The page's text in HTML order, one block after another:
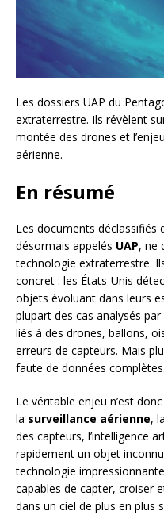
Les dossiers UAP du
extraterrestre. Ils révèlent
montée des drones et
aérienne.
En résumé
Les documents déclassifiés
désormais appelés UAP, ne
technologie extraterrestre.
concret : les États-Unis
objets évoluant dans leurs
plupart des cas analysés par
liés à des drones, ballons,
erreurs de capteurs. Mais
faute de données complètes.
Le véritable enjeu n’est
la surveillance aérienne,
des capteurs, l’intelligence
rapidement un objet
technologie
capables de capter, croiser
dans un ciel de plus en plus